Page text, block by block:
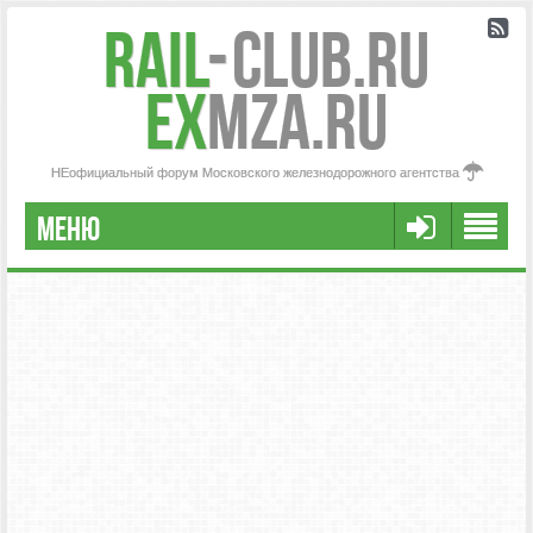
Rail-Club.RU
exMZA.RU
НЕофициальный форум Московского железнодорожного агентства
МЕНЮ
РЕГИСТРАЦИЯ